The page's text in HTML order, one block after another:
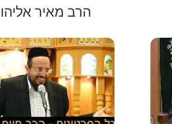
הרב מאיר אליהו